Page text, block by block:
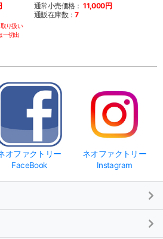
り扱い
一切出
通常小売価格： 11,000円
通販在庫数：7
オファクトリー
FaceBook
ネオファクトリー
Instagram